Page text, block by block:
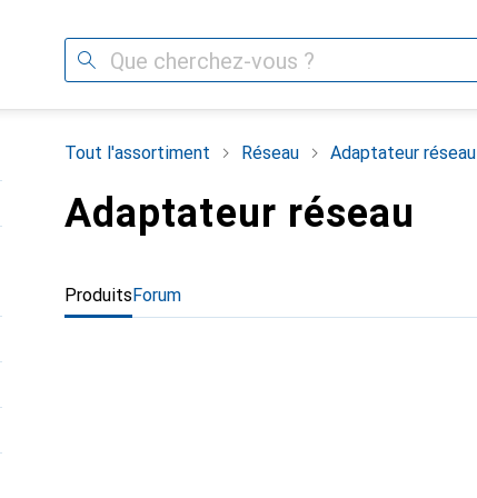
Recherche
Tout l'assortiment Réseau Adaptateur réseau
Adaptateur réseau
ProduitsForum